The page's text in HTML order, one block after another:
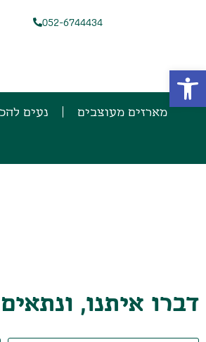
052-6744434
מארזים מעוצבים נעים
דברו איתנו,
פתח סרגל נגישות